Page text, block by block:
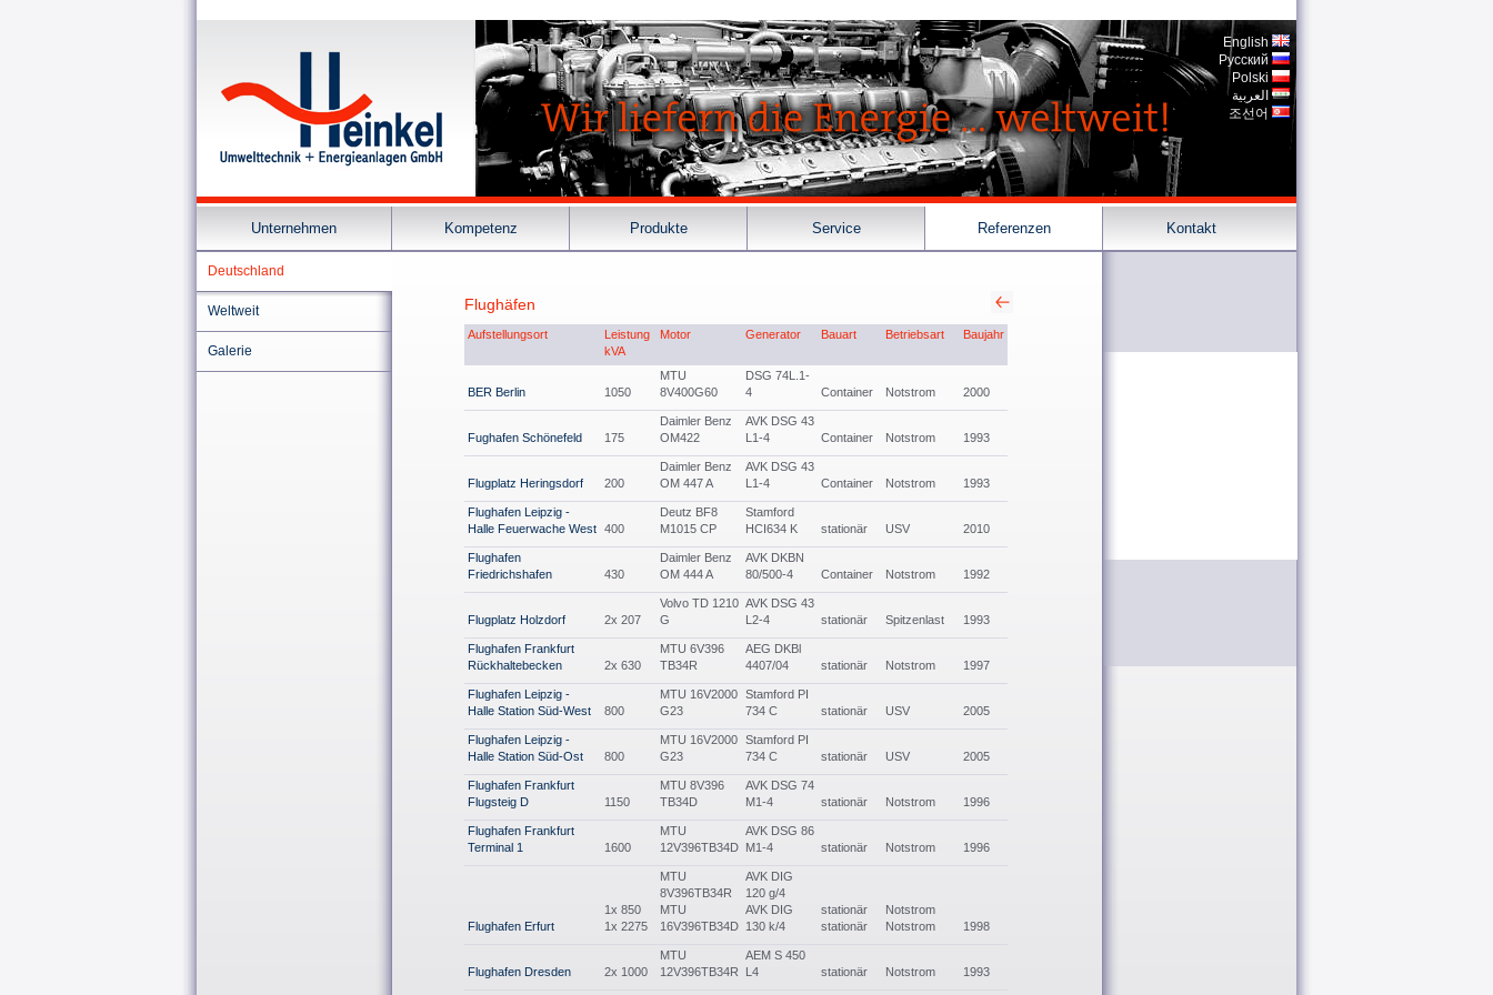
Unternehmen Kompetenz Produkte Service Referenzen Kontakt
English
Pусский
Polski
العربية
조선어
Deutschland
Weltweit
Galerie
Flughäfen
Aufstellungsort
Leistung
kVA
Motor Generator Bauart Betriebsart Baujahr
BER Berlin 1050
MTU
8V400G60
DSG 74L.1-
4
Container Notstrom 2000
Fughafen Schönefeld 175
Daimler Benz
OM422
AVK DSG 43
L1-4
Container Notstrom 1993
Flugplatz Heringsdorf 200
Daimler Benz
OM 447 A
AVK DSG 43
L1-4
Container Notstrom 1993
Flughafen Leipzig -
Halle Feuerwache West 400
Deutz BF8
M1015 CP
Stamford
HCI634 K
stationär USV 2010
Flughafen
Friedrichshafen
430
Daimler Benz
OM 444 A
AVK DKBN
80/500-4
Container Notstrom 1992
Flugplatz Holzdorf 2x 207
Volvo TD 1210
G
AVK DSG 43
L2-4
stationär Spitzenlast 1993
Flughafen Frankfurt
Rückhaltebecken
2x 630
MTU 6V396
TB34R
AEG DKBl
4407/04
stationär Notstrom 1997
Flughafen Leipzig -
Halle Station Süd-West
800
MTU 16V2000
G23
Stamford PI
734 C
stationär USV 2005
Flughafen Leipzig -
Halle Station Süd-Ost
800
MTU 16V2000
G23
Stamford PI
734 C
stationär USV 2005
Flughafen Frankfurt
Flugsteig D
1150
MTU 8V396
TB34D
AVK DSG 74
M1-4
stationär Notstrom 1996
Flughafen Frankfurt
Terminal 1
1600
MTU
12V396TB34D
AVK DSG 86
M1-4
stationär Notstrom 1996
Flughafen Erfurt
1x 850
1x 2275
MTU
8V396TB34R
MTU
16V396TB34D
AVK DIG
120 g/4
AVK DIG
130 k/4
stationär
stationär
Notstrom
Notstrom
1998
Flughafen Dresden 2x 1000
MTU
12V396TB34R
AEM S 450
L4
stationär Notstrom 1993